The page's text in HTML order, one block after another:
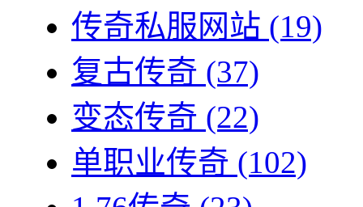
传奇私服网站 (19)
复古传奇 (37)
变态传奇 (22)
单职业传奇 (102)